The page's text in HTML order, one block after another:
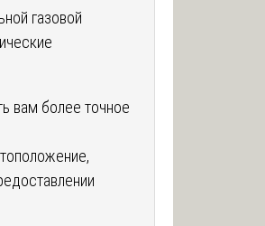
газовой
вам более точное